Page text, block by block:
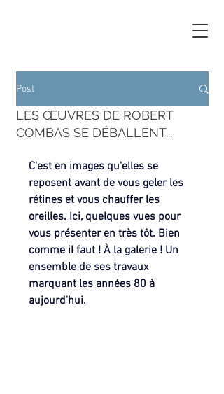
Post
LES ŒUVRES DE ROBERT
COMBAS SE DÉBALLENT...
C'est en images qu'elles se
reposent avant de vous geler les
rétines et vous chauffer les
oreilles. Ici, quelques vues pour
vous présenter en très tôt. Bien
comme il faut ! À la galerie ! Un
ensemble de ses travaux
marquant les années 80 à
aujourd'hui.